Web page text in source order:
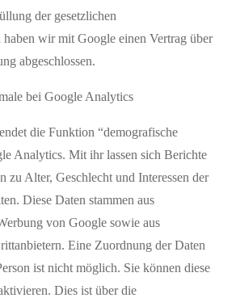
der gesetzlichen
haben wir mit Google einen Vertrag über
abgeschlossen.
bei Google Analytics
die Funktion “demografische
Analytics. Mit ihr lassen sich Berichte
zu Alter, Geschlecht und Interessen der
Diese Daten stammen aus
von Google sowie aus
Eine Zuordnung der Daten
ist nicht möglich. Sie können diese
Dies ist über die